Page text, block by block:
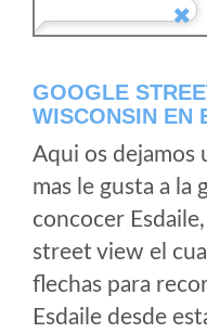
GOOGLE
WISCONSIN EN
Aqui os dejamos
mas le gusta a la
concocer
street view el
flechas para
Esdaile desde